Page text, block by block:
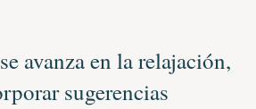
avanza en la relajación,
sugerencias